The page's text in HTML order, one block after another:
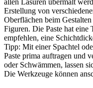
Erstellung von
Oberflächen beim
Figuren. Die Paste hat
empfehlen, eine
Tipp: Mit einer Spachtel
Paste prima auftragen und
oder Schwämmen, lassen
Die Werkzeuge können